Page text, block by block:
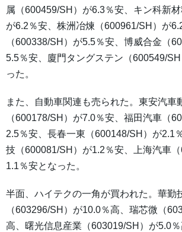
属（600459/SH）が6.3％安、キン科新材
が6.2％安、株洲冶煉（600961/SH）が
（600338/SH）が5.5％安、博威合金（
5.5％安、廈門タングステン（600549/
った。
また、自動車関連も売られた。東安汽車
（600178/SH）が7.0％安、福田汽車（
2.5％安、長春一東（600148/SH）が2.1
技（600081/SH）が1.2％安、上海汽車
1.1％安となった。
半面、ハイテクの一角が買われた。華勤
（603296/SH）が10.0％高、瑞芯微（
高、曙光信息産業（603019/SH）が5.0